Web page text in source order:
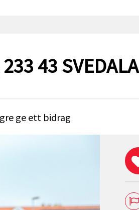
43 SVEDALA
ge ett bidrag